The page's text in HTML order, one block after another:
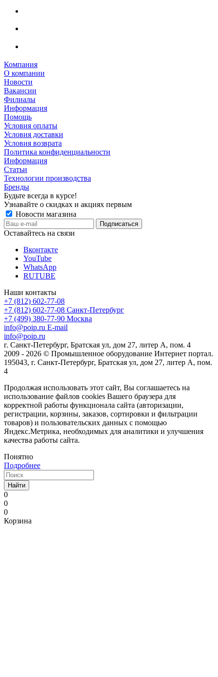
Компания
О компании
Новости
Вакансии
Филиалы
Информация
Помощь
Условия оплаты
Условия доставки
Условия возврата
Политика конфиденциальности
Информация
Статьи
Технологии производства
Бренды
Будьте всегда в курсе!
Узнавайте о скидках и акциях первым
Новости магазина
Оставайтесь на связи
Вконтакте
YouTube
WhatsApp
RUTUBE
Наши контакты
+7 (812) 602-77-08
+7 (812) 602-77-08 Санкт-Петербург
+7 (499) 380-77-90 Москва
info@poip.ru E-mail
info@poip.ru
г. Санкт-Петербург, Братская ул, дом 27, литер А, пом. 4
2009 - 2026 © Промышленное оборудование Интернет портал.
195043, г. Санкт-Петербург, Братская ул, дом 27, литер А, пом.
4
Продолжая использовать этот сайт, Вы соглашаетесь на
использование файлов cookies Вашего браузера для
корректной работы функционала сайта (авторизации,
регистрации, корзины, заказов, сортировки и фильтрации
товаров) и пользовательских данных с помощью
Яндекс.Метрика, необходимых для аналитики и улучшения
качества работы сайта.
Понятно
Подробнее
Найти
0
0
0
Корзина